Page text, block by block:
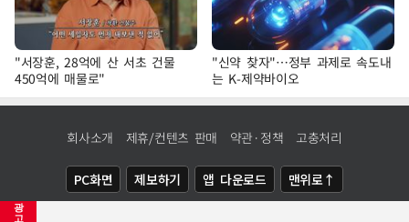
광
고
"서장훈, 28억에 산 서초 건물
450억에 매물로"
"신약 찾자"…정부 과제로 속도내
는 K-제약바이오
회사소개 제휴/컨텐츠 판매 약관·정책 고충처리
PC화면 제보하기 앱 다운로드 맨위로↑